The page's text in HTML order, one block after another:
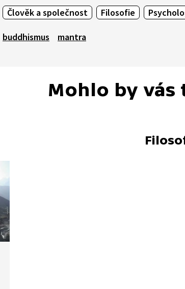
Člověk a společnost Filosofie
buddhismus mantra
Mohlo by vás